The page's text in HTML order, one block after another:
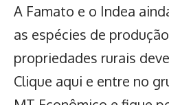
A Famato e o Indea
as espécies de
propriedades rurais
Clique aqui e entre no